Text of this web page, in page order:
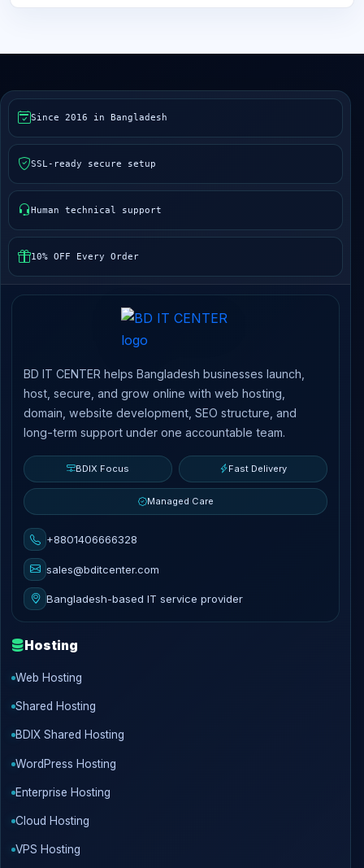
Since 2016 in Bangladesh
SSL-ready secure setup
Human technical support
10% OFF Every Order
BD IT CENTER helps Bangladesh businesses launch,
host, secure, and grow online with web hosting,
domain, website development, SEO structure, and
long-term support under one accountable team.
BDIX Focus Fast Delivery
Managed Care
+8801406666328
sales@bditcenter.com
Bangladesh-based IT service provider
Hosting
Web Hosting
Shared Hosting
BDIX Shared Hosting
WordPress Hosting
Enterprise Hosting
Cloud Hosting
VPS Hosting